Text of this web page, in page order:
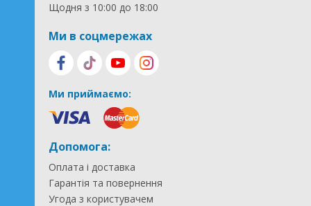
Щодня з 10:00 до 18:00
Ми в соцмережах
Ми приймаємо:
Допомога:
Оплата і доставка
Гарантія та повернення
Угода з користувачем